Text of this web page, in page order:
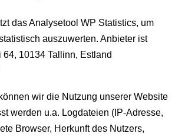
das Analysetool WP Statistics, um
auszuwerten. Anbieter ist
64, 10134 Tallinn, Estland
wir die Nutzung unserer Website
werden u.a. Logdateien (IP-Adresse,
Browser, Herkunft des Nutzers,